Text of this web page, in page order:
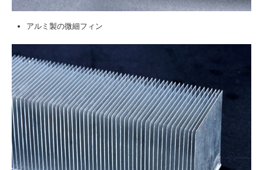
アルミ製の微細フィン